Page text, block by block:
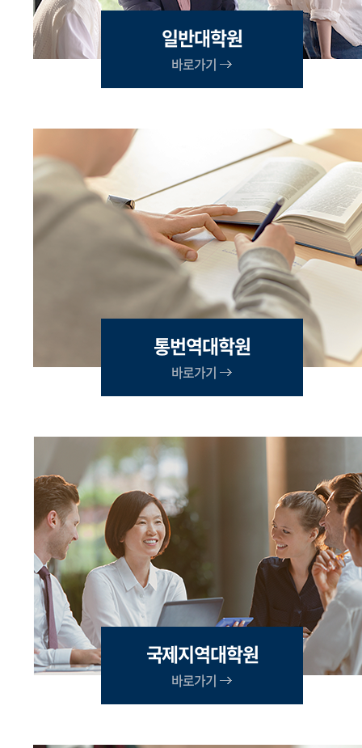
일반대학원
바로가기
통번역대학원
바로가기
국제지역대학원
바로가기